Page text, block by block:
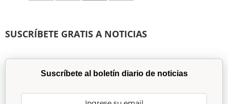
SUSCRÍBETE GRATIS A NOTICIAS
Suscríbete al boletín diario de noticias